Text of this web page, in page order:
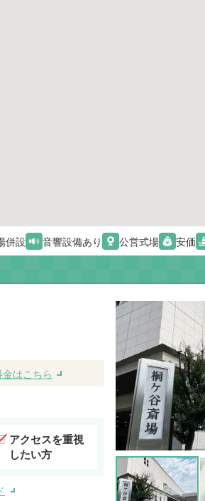
併設 音響設備あり 公営式場 安価
はこちら
アクセスを重視
したい方